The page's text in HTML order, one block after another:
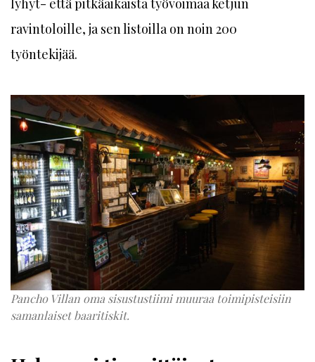
ravintoloille, ja sen listoilla on noin 200
työntekijää.
Pancho Villan oma sisustustiimi muuraa toimipisteisiin
samanlaiset baaritiskit.